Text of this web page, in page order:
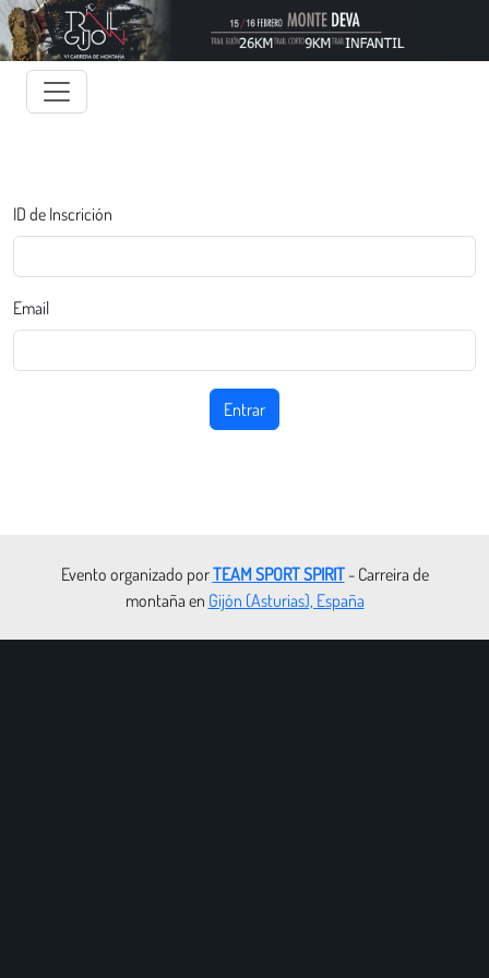
ID de Inscrición
Email
Entrar
Evento organizado porTEAM SPORT SPIRIT- Carreira de
montaña en Gijón (Asturias), España